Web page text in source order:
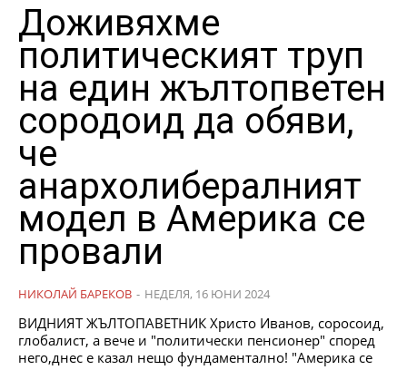
Доживяхме
политическият труп
на един жълтопветен
сородоид да обяви,
че
анархолибералният
модел в Америка се
провали
НИКОЛАЙ БАРЕКОВ - НЕДЕЛЯ, 16 ЮНИ 2024
ВИДНИЯТ ЖЪЛТОПАВЕТНИК Христо Иванов, соросоид,
глобалист, а вече и "политически пенсионер" според
него,днес е казал нещо фундаментално! "Америка се